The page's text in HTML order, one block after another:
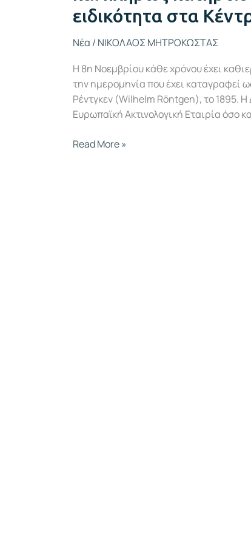
ειδικότητα στα
Νέα / ΝΙΚΟΛΑΟΣ ΜΗΤΡΟΚΩΣΤΑΣ
Η 8η Νοεμβρίου κάθε χρόνου έχει
την ημερομηνία που έχει καταγραφεί
Ρέντγκεν (Wilhelm Röntgen), το 1895.
Ευρωπαϊκή Ακτινολογική Εταιρία όσο
Read More »